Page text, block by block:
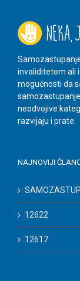
invaliditetom ali
mogućnosti da
neodvojive
razvijaju i prate.
NAJNOVIJI
12622
12617